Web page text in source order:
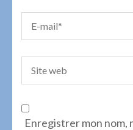
Enregistrer mon nom,